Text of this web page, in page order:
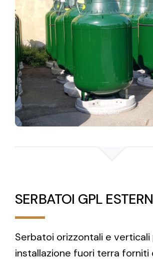
SERBATOI GPL
Serbatoi orizzontali e verticali
installazione fuori terra forniti